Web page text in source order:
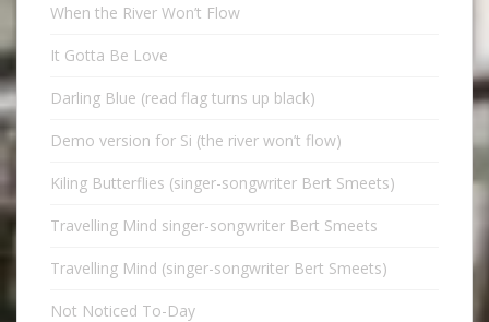
When the River Won’t Flow
It Gotta Be Love
Darling Blue (read flag turns up black)
Demo version for Si (the river won’t flow)
Kiling Butterflies (singer-songwriter Bert Smeets)
Travelling Mind singer-songwriter Bert Smeets
Travelling Mind (singer-songwriter Bert Smeets)
Not Noticed To-Day